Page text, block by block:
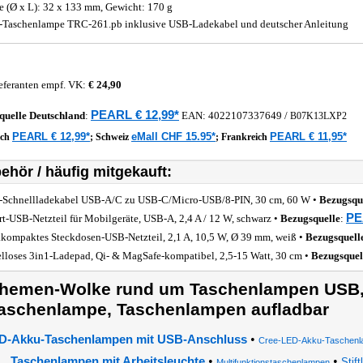
(Ø x L): 32 x 133 mm, Gewicht: 170 g
TRC-261.pb inklusive USB-Ladekabel und deutscher Anleitung
empf. VK: € 24,90
Deutschland: PEARL € 12,99* EAN: 4022107337649 / B07K13LXP2
PEARL € 12,99*; Schweiz eMall CHF 15.95*; Frankreich PEARL € 11,95*
/ häufig mitgekauft:
USB-A/C zu USB-C/Micro-USB/8-PIN, 30 cm, 60 W •
USB-Netzteil für Mobilgeräte, USB-A, 2,4 A / 12 W, schwarz • Bezugsquelle:
Steckdosen-USB-Netzteil, 2,1 A, 10,5 W, Ø 39 mm, weiß •
3in1-Ladepad, Qi- & MagSafe-kompatibel, 2,5-15 Watt, 30 cm •
Wolke rund um Taschenlampen
Taschenlampen aufladbar
Akku-Taschenlampen mit USB-Anschluss• Cree-LED-Akku-